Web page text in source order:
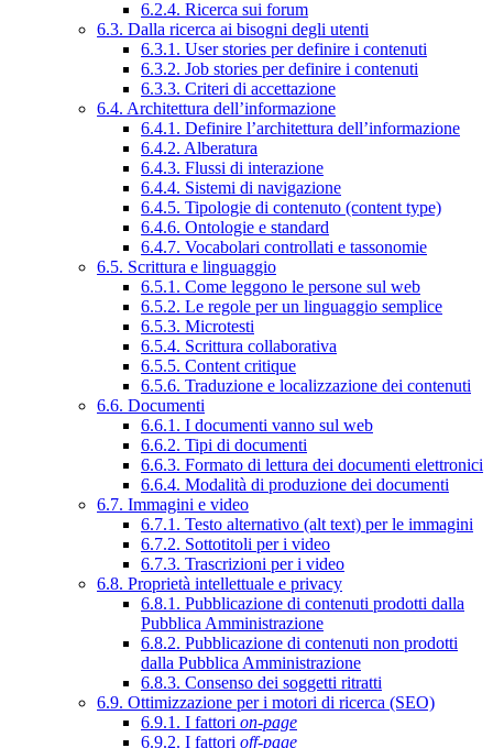
6.2.4. Ricerca sui forum
6.3. Dalla ricerca ai bisogni degli utenti
6.3.1. User stories per definire i contenuti
6.3.2. Job stories per definire i contenuti
6.3.3. Criteri di accettazione
6.4. Architettura dell’informazione
6.4.1. Definire l’architettura dell’informazione
6.4.2. Alberatura
6.4.3. Flussi di interazione
6.4.4. Sistemi di navigazione
6.4.5. Tipologie di contenuto (content type)
6.4.6. Ontologie e standard
6.4.7. Vocabolari controllati e tassonomie
6.5. Scrittura e linguaggio
6.5.1. Come leggono le persone sul web
6.5.2. Le regole per un linguaggio semplice
6.5.3. Microtesti
6.5.4. Scrittura collaborativa
6.5.5. Content critique
6.5.6. Traduzione e localizzazione dei contenuti
6.6. Documenti
6.6.1. I documenti vanno sul web
6.6.2. Tipi di documenti
6.6.3. Formato di lettura dei documenti elettronici
6.6.4. Modalità di produzione dei documenti
6.7. Immagini e video
6.7.1. Testo alternativo (alt text) per le immagini
6.7.2. Sottotitoli per i video
6.7.3. Trascrizioni per i video
6.8. Proprietà intellettuale e privacy
6.8.1. Pubblicazione di contenuti prodotti dalla
Pubblica Amministrazione
6.8.2. Pubblicazione di contenuti non prodotti
dalla Pubblica Amministrazione
6.8.3. Consenso dei soggetti ritratti
6.9. Ottimizzazione per i motori di ricerca (SEO)
6.9.1. I fattori on-page
6.9.2. I fattori off-page